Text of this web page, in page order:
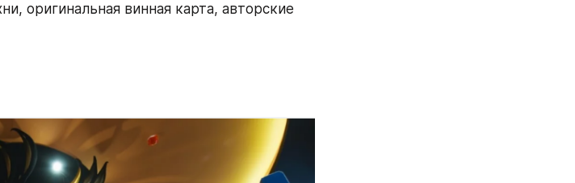
оригинальная винная карта, авторские